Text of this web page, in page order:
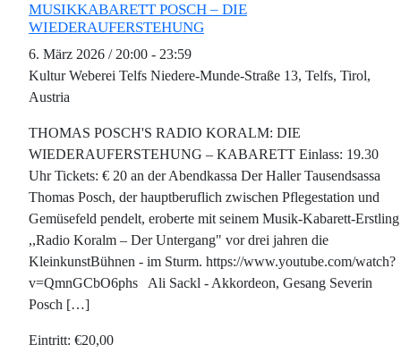
MUSIKKABARETT POSCH – DIE
WIEDERAUFERSTEHUNG
6. März 2026 / 20:00 - 23:59
Kultur Weberei Telfs Niedere-Munde-Straße 13, Telfs, Tirol,
Austria
THOMAS POSCH'S RADIO KORALM: DIE
WIEDERAUFERSTEHUNG – KABARETT Einlass: 19.30
Uhr Tickets: € 20 an der Abendkassa Der Haller Tausendsassa
Thomas Posch, der hauptberuflich zwischen Pflegestation und
Gemüsefeld pendelt, eroberte mit seinem Musik-Kabarett-Erstling
,,Radio Koralm – Der Untergang" vor drei jahren die
KleinkunstBühnen - im Sturm. https://www.youtube.com/watch?
v=QmnGCbO6phs Ali Sackl - Akkordeon, Gesang Severin
Posch […]
€20,00